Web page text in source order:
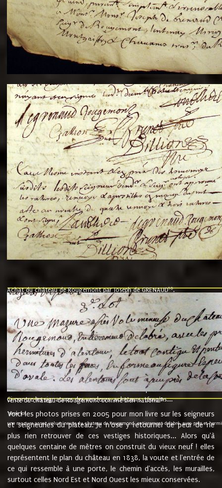
Achat du château de Rougemont par Joseph de GRENAUD10.
"l'an mil six cent soixante treze le ving neuvième jour du mois de
nommé fut présent Messire Claude Guillaume de Moyriat chevalier baron
vend, purement simplement et irrevocablement a monseigneur monsieur
et chavannes conseiller du roy au parlement de Bourgogne, present et
que le dit seigneur Baron de la Vellière a sur ses hommes, indivisables et
de la Velliere tout ainsi et comme le dit seigneur Baron et ses
présent......"
suivent les rentes, donation des terriers, etc... au prix de 880 livre louis
Ci contre les signatures des vendeurs, acheteurs, témoins....
vente du château de Rougemont comme bien national9.
"3ème lot
une mazure assez volumineuse du chateau de Rougemond, entierement delabré, avec près et
Voici les photos prises en 2005 pour mon livre sur les seigneurs
et seigneuries du plateau. Je n'ose y retourner de peur de ne
plus rien retrouver de ces vestiges historiques... Alors qu'à
quelques centaine de mètres on construit du vieux neuf ! elles
représentent le plan du château en 1838, la voute et l'entrée de
ce qui ressemble à une porte, le chemin d'accès, les murailles,
surtout celles Nord Est et Nord Ouest les mieux conservées.